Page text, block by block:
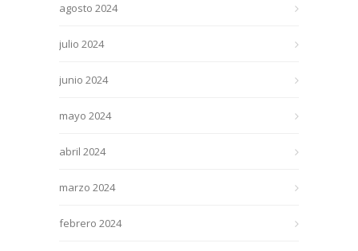
agosto 2024
julio 2024
junio 2024
mayo 2024
abril 2024
marzo 2024
febrero 2024